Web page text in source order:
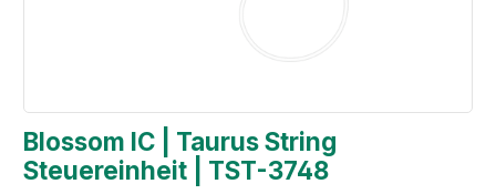
Blossom IC | Taurus String
Steuereinheit | TST-3748